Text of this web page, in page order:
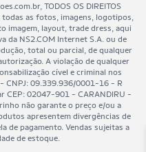
TODOS OS DIREITOS
todas as fotos, imagens, logotipos,
imagem, layout, trade dress, aqui
da NS2.COM Internet S.A. ou de
total ou parcial, de qualquer
A violação de qualquer
cível e criminal nos
CNPJ: 09.339.936/0001-16 - R
CEP: 02047-901 - CARANDIRU -
não garante o preço e/ou a
apresentem divergências de
de pagamento. Vendas sujeitas a
de estoque.